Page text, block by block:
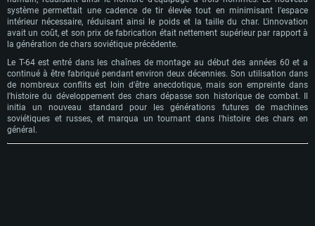
système permettait une cadence de tir élevée tout en minimisant l'espace
intérieur nécessaire, réduisant ainsi le poids et la taille du char. L'innovation
avait un coût, et son prix de fabrication était nettement supérieur par rapport à
la génération de chars soviétique précédente.
Le T-64 est entré dans les chaînes de montage au début des années 60 et a
continué à être fabriqué pendant environ deux décennies. Son utilisation dans
de nombreux conflits est loin d'être anecdotique, mais son empreinte dans
l'histoire du développement des chars dépasse son historique de combat. Il
initia un nouveau standard pour les générations futures de machines
soviétiques et russes, et marqua un tournant dans l'histoire des chars en
général.